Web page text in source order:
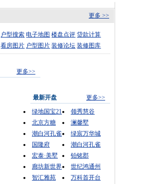
更多 >>
户型搜索 电子地图 楼盘点评 贷款计算
看房图片 户型图片 装修论坛 装修图库
更多>>
最新开盘
更多>>
绿地国宝21
领秀慧谷
北京方糖
澜馨墅
潮白河孔雀
绿宸万华城
国隆府
潮白河孔雀
宏泰·美墅
铂铭郡
廊坊新世界
世纪鸿通州
智汇雅苑
万科首开台